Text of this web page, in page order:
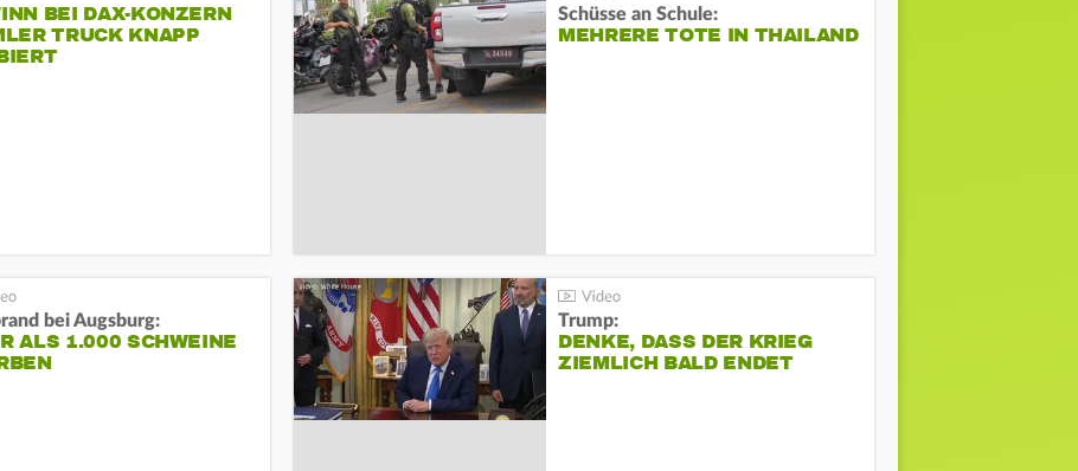
BEI DAX-KONZERN
TRUCK KNAPP
Schüsse an Schule:
MEHRERE TOTE IN THAILAND
bei Augsburg:
ALS 1.000 SCHWEINE
Trump:
DENKE, DASS DER KRIEG
ZIEMLICH BALD ENDET